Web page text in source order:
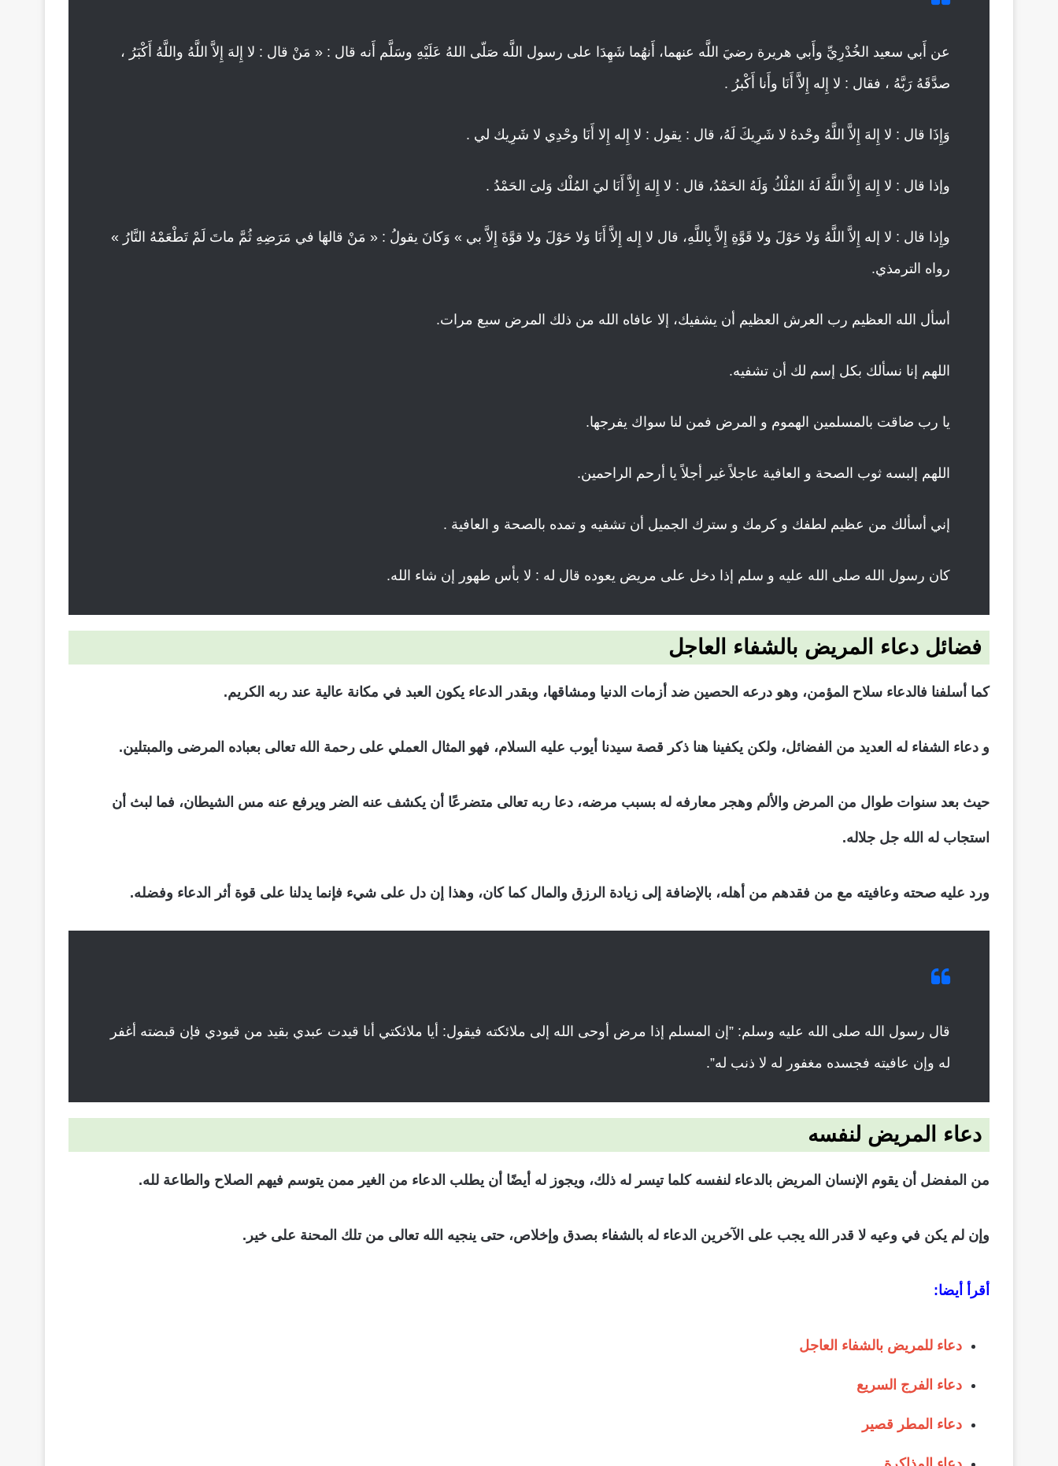
عن أَبي سعيد الخُدْرِيِّ وأَبي هريرة رضيَ اللَّه عنهما، أَنهُما شَهِدَا على رسول اللَّه صَلّى اللهُ عَلَيْهِ وسَلَّم أَنه قال : « مَنْ قال : لا إِلهَ إِلاَّ اللَّهُ واللَّهُ أَكْبَرُ ،
صدَّقَهُ رَبَّهُ ، فقال : لا إِله إِلاَّ أَنَا وأَنا أَكْبرُ .
وَإِذَا قال : لا إِلهَ إِلاَّ اللَّهُ وحْدهُ لا شَرِيكَ لَهُ، قال : يقول : لا إِله إِلا أَنَا وحْدِي لا شَرِيك لي .
وإذا قال : لا إِلهَ إِلاَّ اللَّهُ لَهُ المُلْكُ وَلَهُ الحَمْدُ، قال : لا إِلهَ إِلاَّ أَنَا ليَ المُلْك وَلىَ الحَمْدُ .
وإِذا قال : لا إله إِلاَّ اللَّهُ وَلا حَوْلَ ولا قَوَّةِ إِلاَّ بِاللَّهِ، قال لا إِله إِلاَّ أَنَا وَلا حَوْلَ ولا قوَّةَ إِلاَّ بي » وَكانَ يقولُ : « مَنْ قالهَا في مَرَضِهِ ثُمَّ ماتَ لَمْ تَطْعَمْهُ النَّارُ »
رواه الترمذي.
أسأل الله العظيم رب العرش العظيم أن يشفيك، إلا عافاه الله من ذلك المرض سبع مرات.
اللهم إنا نسألك بكل إسم لك أن تشفيه.
يا رب ضاقت بالمسلمين الهموم و المرض فمن لنا سواك يفرجها.
اللهم إلبسه ثوب الصحة و العافية عاجلاً غير أجلاً يا أرحم الراحمين.
إني أسألك من عظيم لطفك و كرمك و سترك الجميل أن تشفيه و تمده بالصحة و العافية .
كان رسول الله صلى الله عليه و سلم إذا دخل على مريض يعوده قال له : لا بأس طهور إن شاء الله.
فضائل دعاء المريض بالشفاء العاجل
كما أسلفنا فالدعاء سلاح المؤمن، وهو درعه الحصين ضد أزمات الدنيا ومشاقها، وبقدر الدعاء يكون العبد في مكانة عالية عند ربه الكريم.
و دعاء الشفاء له العديد من الفضائل، ولكن يكفينا هنا ذكر قصة سيدنا أيوب عليه السلام، فهو المثال العملي على رحمة الله تعالى بعباده المرضى والمبتلين.
حيث بعد سنوات طوال من المرض والألم وهجر معارفه له بسبب مرضه، دعا ربه تعالى متضرعًا أن يكشف عنه الضر ويرفع عنه مس الشيطان، فما لبث أن
استجاب له الله جل جلاله.
ورد عليه صحته وعافيته مع من فقدهم من أهله، بالإضافة إلى زيادة الرزق والمال كما كان، وهذا إن دل على شيء فإنما يدلنا على قوة أثر الدعاء وفضله.
قال رسول الله صلى الله عليه وسلم‏:‏ ‏”‏إن المسلم إذا مرض أوحى الله إلى ملائكته فيقول‏:‏ أيا ملائكتي أنا قيدت عبدي بقيد من قيودي فإن قبضته أغفر
له وإن عافيته فجسده مغفور له لا ذنب له‏”‏‏.‏
دعاء المريض لنفسه
من المفضل أن يقوم الإنسان المريض بالدعاء لنفسه كلما تيسر له ذلك، ويجوز له أيضًا أن يطلب الدعاء من الغير ممن يتوسم فيهم الصلاح والطاعة لله.
وإن لم يكن في وعيه لا قدر الله يجب على الآخرين الدعاء له بالشفاء بصدق وإخلاص، حتى ينجيه الله تعالى من تلك المحنة على خير.
أقرأ أيضا:
دعاء للمريض بالشفاء العاجل
دعاء الفرج السريع
دعاء المطر قصير